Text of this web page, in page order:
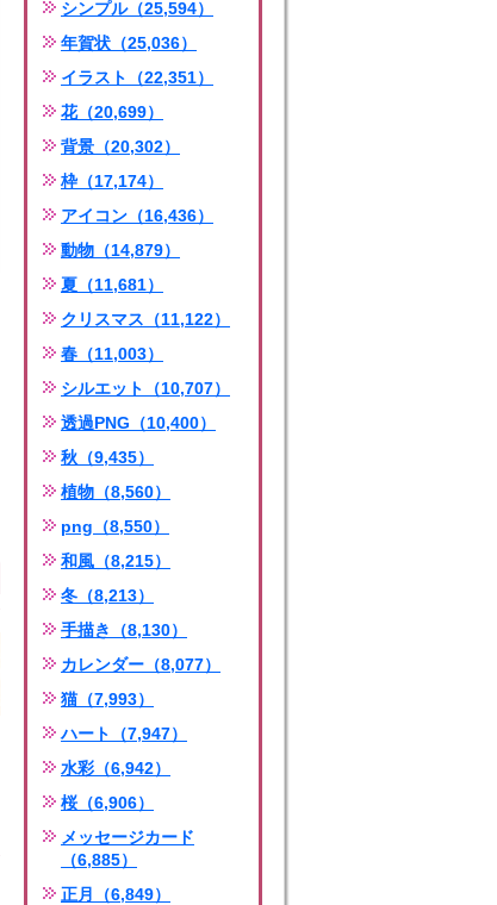
シンプル（25,594）
年賀状（25,036）
イラスト（22,351）
花（20,699）
背景（20,302）
枠（17,174）
アイコン（16,436）
動物（14,879）
夏（11,681）
クリスマス（11,122）
春（11,003）
シルエット（10,707）
透過PNG（10,400）
秋（9,435）
植物（8,560）
png（8,550）
和風（8,215）
冬（8,213）
手描き（8,130）
カレンダー（8,077）
猫（7,993）
ハート（7,947）
水彩（6,942）
桜（6,906）
メッセージカード
（6,885）
正月（6,849）